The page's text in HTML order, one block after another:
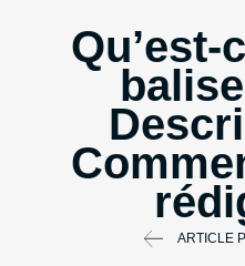
Qu’est-
ARTICLE